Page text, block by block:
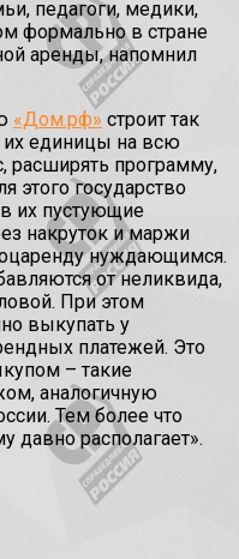
педагоги, медики,
формально в стране
аренды, напомнил
«Дом.рф» строит так
единицы на всю
расширять программу,
этого государство
их пустующие
накруток и маржи
нуждающимся.
от неликвида,
При этом
выкупать у
платежей. Это
– такие
аналогичную
Тем более что
давно располагает».